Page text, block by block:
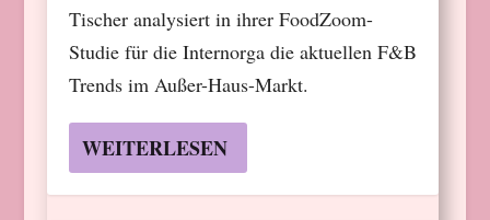
Tischer analysiert in ihrer FoodZoom-
Studie für die Internorga die aktuellen F&B
Trends im Außer-Haus-Markt.
WEITERLESEN